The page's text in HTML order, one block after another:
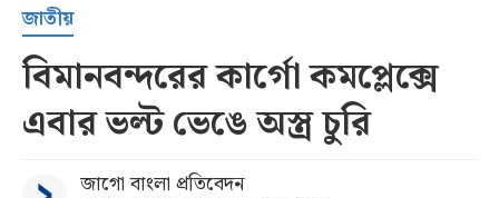
সর্বশেষ
বিভাগ
জাতীয়
বিমানবন্দরের কার্গো কমপ্লেক্সে
এবার ভল্ট ভেঙে অস্ত্র চুরি
জাগো বাংলা প্রতিবেদন